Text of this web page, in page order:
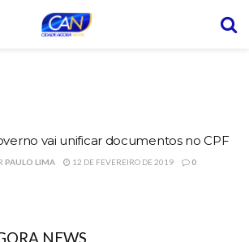
vai unificar documentos no CPF
PAULO LIMA 12 DE FEVEREIRO DE 2019 0
NEWS